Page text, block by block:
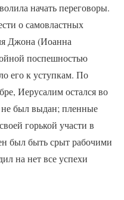
начать переговоры.
о самовластных
Джона (Иоанна
поспешностью
его к уступкам. По
Иерусалим остался во
не был выдан; пленные
горькой участи в
был быть срыт рабочими
на нет все успехи